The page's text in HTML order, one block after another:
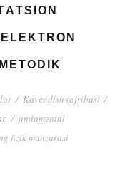
/ Kаvеndish tаjribаsi /
/ undаmеntаl
fizik mаnzаrаsi